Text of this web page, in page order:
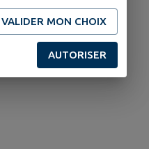
VALIDER MON CHOIX
AUTORISER